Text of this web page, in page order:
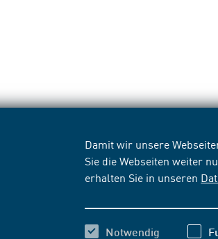
Damit wir unsere
Sie die Webseiten weiter
erhalten Sie in unseren
Notwendig